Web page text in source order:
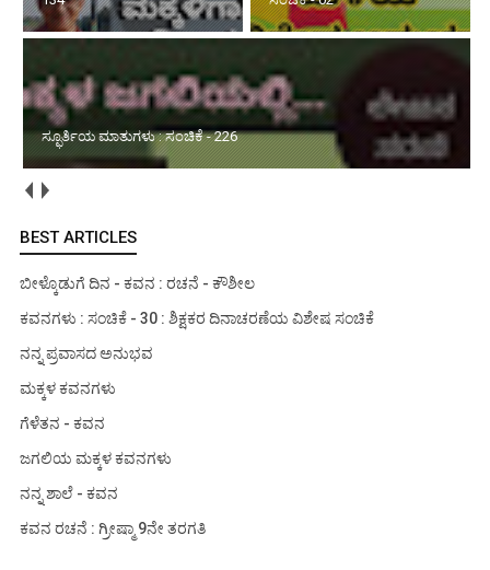
ಮಳೆಯ ವಿಶೇಷ ಅನುಭವ : ಸಂಚಿಕೆ - 01
BEST ARTICLES
ಬೀಳ್ಕೊಡುಗೆ ದಿನ - ಕವನ : ರಚನೆ - ಕೌಶೀಲ
ಕವನಗಳು : ಸಂಚಿಕೆ - 30 : ಶಿಕ್ಷಕರ ದಿನಾಚರಣೆಯ ವಿಶೇಷ ಸಂಚಿಕೆ
ನನ್ನ ಪ್ರವಾಸದ ಅನುಭವ
ಮಕ್ಕಳ ಕವನಗಳು
ಗೆಳೆತನ - ಕವನ
ಜಗಲಿಯ ಮಕ್ಕಳ ಕವನಗಳು
ನನ್ನ ಶಾಲೆ - ಕವನ
ಕವನ ರಚನೆ : ಗ್ರೀಷ್ಮಾ 9ನೇ ತರಗತಿ